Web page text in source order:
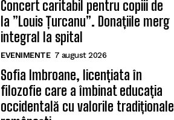
Concert caritabil pentru copiii de
la ”Louis Țurcanu”. Donațiile merg
integral la spital
EVENIMENTE 7 august 2026
Sofia Imbroane, licențiata în
filozofie care a îmbinat educația
occidentală cu valorile tradiționale